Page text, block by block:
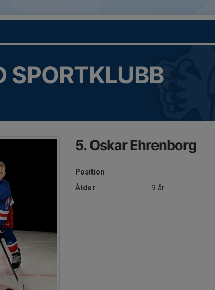
SPORTKLUBB
5. Oskar Ehrenborg
Position
-
Ålder
9 år